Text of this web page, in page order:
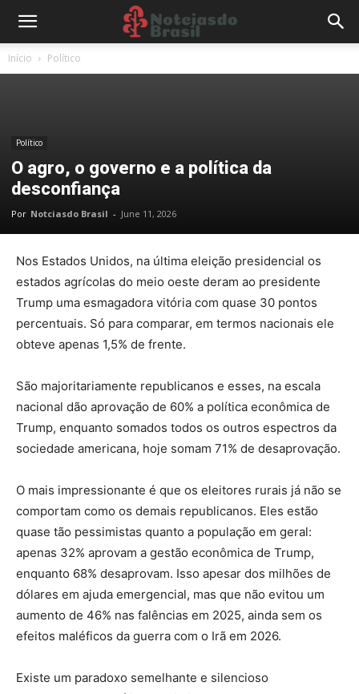
Início Político
Político
O agro, o governo e a política da
desconfiança
Por Notciasdo Brasil - June 11, 2026
Nos Estados Unidos, na última eleição presidencial os
estados agrícolas do meio oeste deram ao presidente
Trump uma esmagadora vitória com quase 30 pontos
percentuais. Só para comparar, em termos nacionais ele
obteve apenas 1,5% de frente.
São majoritariamente republicanos e esses, na escala
nacional dão aprovação de 60% a política econômica de
Trump, enquanto somados todos os outros espectros da
sociedade americana, hoje somam 71% de desaprovação.
O mais impressionante é que os eleitores rurais já não se
comportam como os demais republicanos. Eles estão
quase tão pessimistas quanto a população em geral:
apenas 32% aprovam a gestão econômica de Trump,
enquanto 68% desaprovam. Isso apesar dos milhões de
dólares em ajuda emergencial, mas que não evitou um
aumento de 46% nas falências em 2025, ainda sem os
efeitos maléficos da guerra com o Irã em 2026.
Existe um paradoxo semelhante e silencioso